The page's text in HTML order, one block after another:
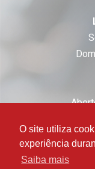
O site utiliza
experiência
Saiba mais